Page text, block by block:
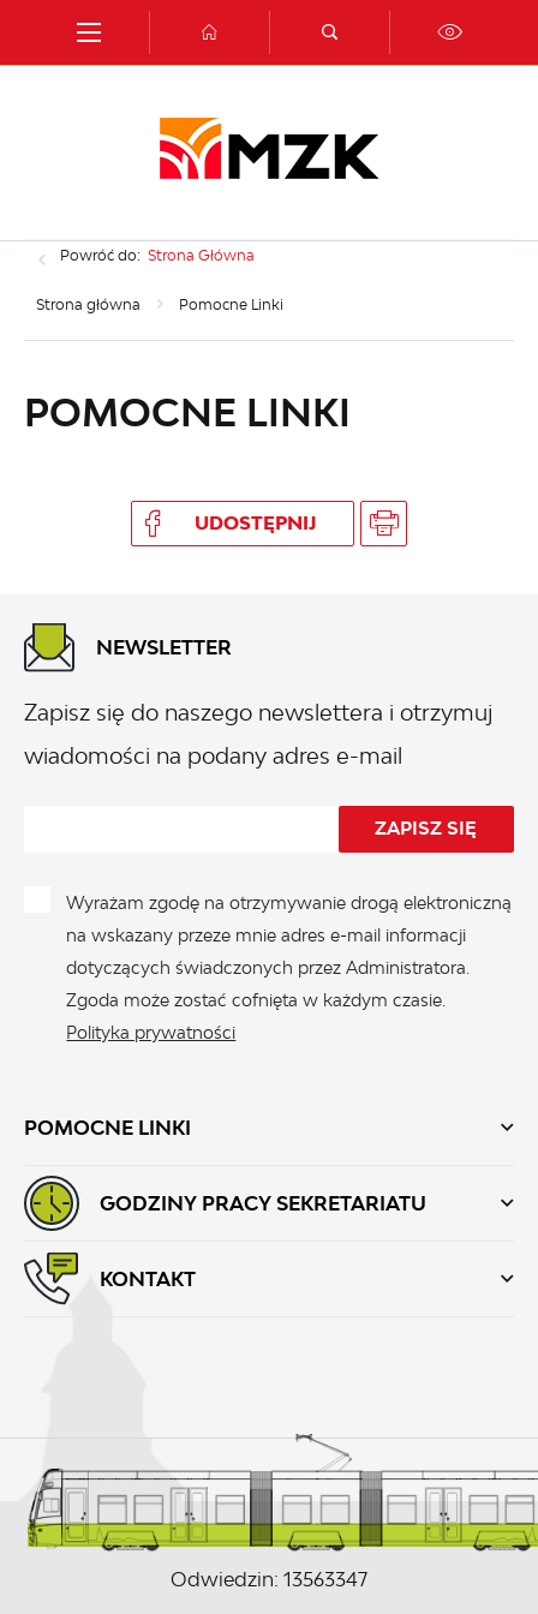
Przejdź do wyszukiwarki.
Przejdź do ustawień wielkości czcionki.
Włącz wersję kontrastową strony.
Powróć do: Strona Główna
Strona główna Pomocne Linki
POMOCNE LINKI
UDOSTĘPNIJ
POMOCNE LINKI
NEWSLETTER
Zapisz się do naszego newslettera i otrzymuj
wiadomości na podany adres e-mail
Wyrażam zgodę na otrzymywanie drogą elektroniczną
na wskazany przeze mnie adres e-mail informacji
dotyczących świadczonych przez Administratora.
Zgoda może zostać cofnięta w każdym czasie.
Polityka prywatności
GODZINY PRACY SEKRETARIATU
KONTAKT
Odwiedzin: 13563347